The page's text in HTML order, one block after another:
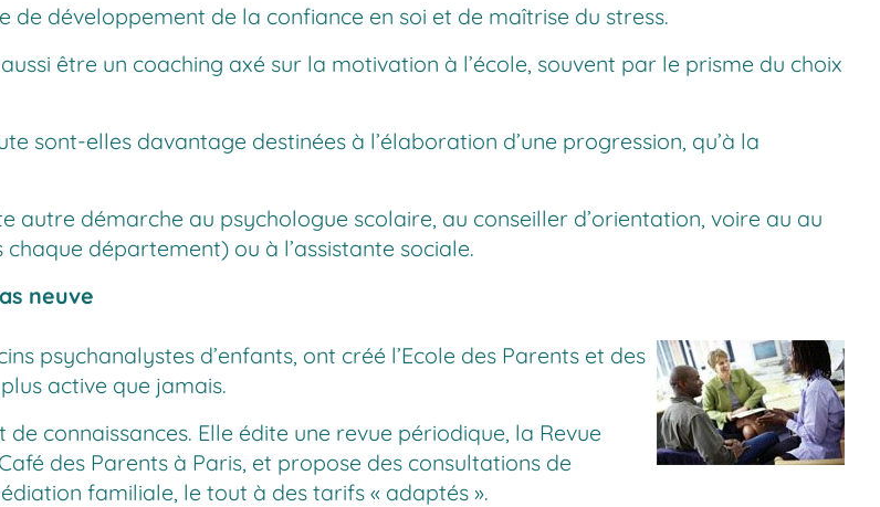
développement de la confiance en soi et de maîtrise du stress.
être un coaching axé sur la motivation à l’école, souvent par le prisme du choix
sont-elles davantage destinées à l’élaboration d’une progression, qu’à la
autre démarche au psychologue scolaire, au conseiller d’orientation, voire au au
département) ou à l’assistante sociale.
neuve
psychanalystes d’enfants, ont créé l’Ecole des Parents et des
active que jamais.
connaissances. Elle édite une revue périodique, la Revue
des Parents à Paris, et propose des consultations de
familiale, le tout à des tarifs « adaptés ».